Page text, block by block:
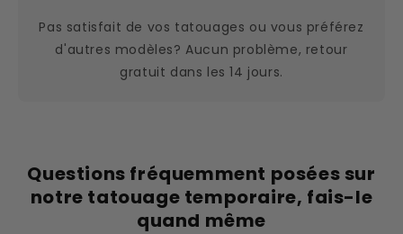
Pas satisfait de vos tatouages ou vous préférez
d'autres modèles? Aucun problème, retour
gratuit dans les 14 jours.
Questions fréquemment posées sur
notre tatouage temporaire, fais-le
quand même